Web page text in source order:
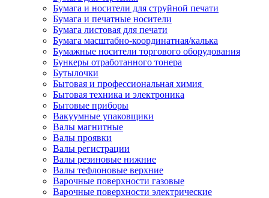
Бумага и носители для струйной печати
Бумага и печатные носители
Бумага листовая для печати
Бумага масштабно-координатная/калька
Бумажные носители торгового оборудования
Бункеры отработанного тонера
Бутылочки
Бытовая и профессиональная химия
Бытовая техника и электроника
Бытовые приборы
Вакуумные упаковщики
Валы магнитные
Валы проявки
Валы регистрации
Валы резиновые нижние
Валы тефлоновые верхние
Варочные поверхности газовые
Варочные поверхности электрические